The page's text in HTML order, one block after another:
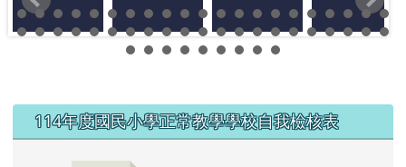
左邊區域內容
114年度國民小學正常教學學校自我檢核表